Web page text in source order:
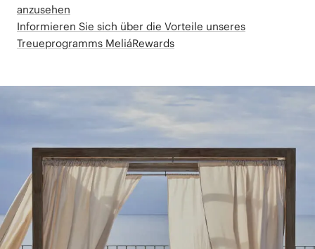
anzusehen
Informieren Sie sich über die Vorteile unseres
Treueprogramms MeliáRewards